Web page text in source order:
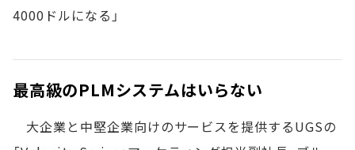
4000ドルになる」
最高級のPLMシステムはいらない
大企業と中堅企業向けのサービスを提供するUGSの